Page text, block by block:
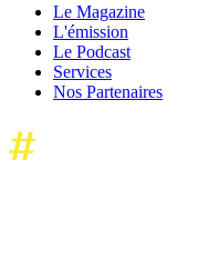
Le Magazine
L'émission
Le Podcast
Services
Nos Partenaires